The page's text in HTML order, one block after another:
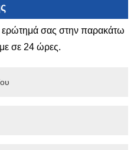
ερώτημά σας στην παρακάτω
σε 24 ώρες.